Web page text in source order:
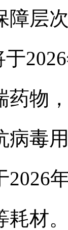
障层
药物
病毒
2026
耗材